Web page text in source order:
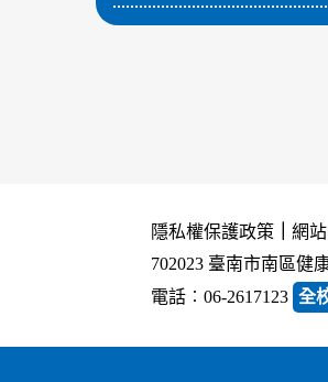
隱私權保護政策 網
702023 臺南市南區健
電話︰06-2617123 全